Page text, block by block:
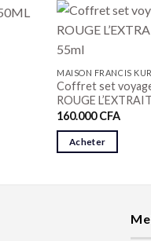
MAISON FRANCIS
Coffret set
ROUGE
160.000CFA
Acheter